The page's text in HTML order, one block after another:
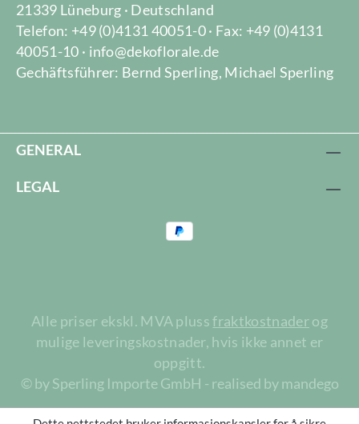
21339 Lüneburg · Deutschland
Telefon: +49 (0)4131 40051-0 · Fax: +49 (0)4131
40051-10 · info@dekoflorale.de
Gechäftsführer: Bernd Sperling, Michael Sperling
GENERAL
LEGAL
Alle priser ekskl. MVA plussfraktkostnaderog
mulige leveringskostnader, hvis ikke annet er
oppgitt.
© by Sperling Importe GmbH - realised by mandego